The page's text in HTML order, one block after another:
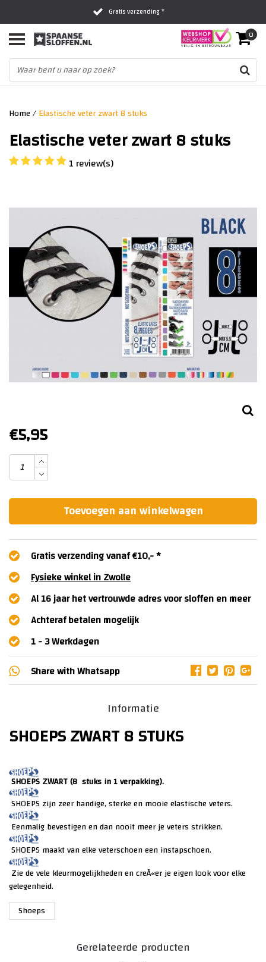
Gratis verzending *
Al 16 jaar het vertrouwde adres
Fysieke winkel in Zwolle
0
Home/Elastische veter zwart 8 stuks
Elastische veter zwart 8 stuks
1 review(s)
€5,95
Toevoegen aan winkelwagen
Gratis verzending vanaf €10,- *
Fysieke winkel in Zwolle
Al 16 jaar het vertrouwde adres voor sloffen en meer
Achteraf betalen mogelijk
1 - 3 Werkdagen
Share withWhatsapp
Informatie
SHOEPS ZWART 8 STUKS
SHOEPS ZWART (8 stuks in 1 verpakking).
SHOEPS zijn zeer handige, sterke en mooie elastische veters.
Eenmalig bevestigen en dan nooit meer je veters strikken.
SHOEPS maakt van elke veterschoen een instapschoen.
Zie de vele kleurmogelijkheden en creÃ«er je eigen look voor elke
gelegenheid.
Shoeps
Gerelateerde producten